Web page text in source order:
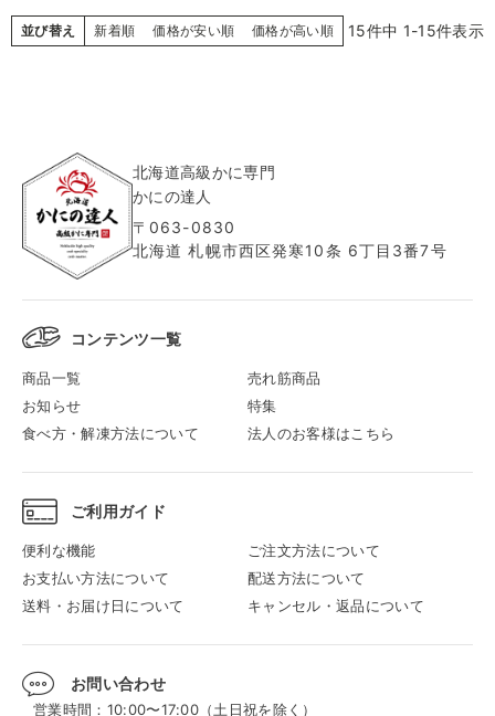
並び替え 新着順 価格が安い順 価格が高い順 15件中 1-15件表示
北海道高級かに専門
かにの達人
〒063-0830
北海道 札幌市西区発寒10条 6丁目3番7号
コンテンツ一覧
商品一覧
売れ筋商品
お知らせ
特集
食べ方・解凍方法について
法人のお客様はこちら
ご利用ガイド
便利な機能
ご注文方法について
お支払い方法について
配送方法について
送料・お届け日について
キャンセル・返品について
お問い合わせ
営業時間：10:00〜17:00（土日祝を除く）